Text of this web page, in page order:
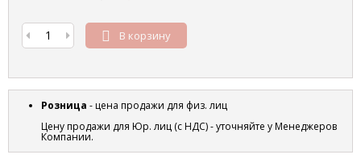
В корзину
Розница - цена продажи для физ. лиц
Цену продажи для Юр. лиц (с НДС) - уточняйте у Менеджеров
Компании.